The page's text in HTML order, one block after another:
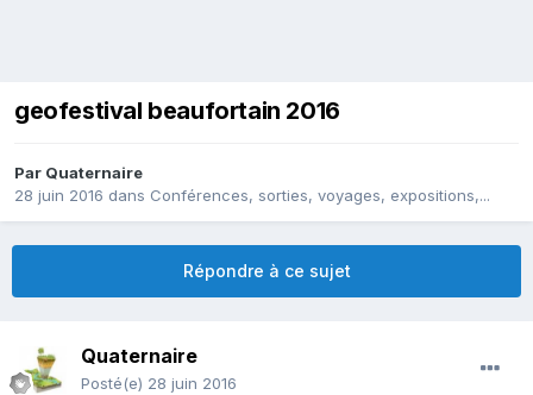
geofestival beaufortain 2016
Par Quaternaire
28 juin 2016 dans Conférences, sorties, voyages, expositions,...
Répondre à ce sujet
Quaternaire
Posté(e) 28 juin 2016